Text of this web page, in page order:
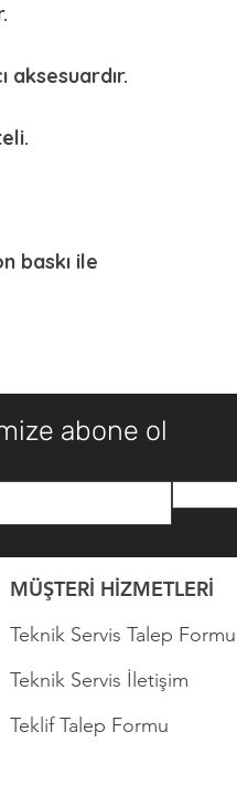
aksesuardır.
baskı ile
abone ol
MÜŞTERİ HİZMETLERİ
Teknik Servis Talep Formu
Teknik Servis İletişim
Teklif Talep Formu